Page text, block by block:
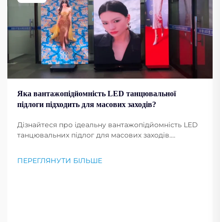
Яка вантажопідйомність LED танцювальної
підлоги підходить для масових заходів?
Дізнайтеся про ідеальну вантажопідйомність LED
танцювальних підлог для масових заходів.
використання. Отримайте рекомендації
ПЕРЕГЛЯНУТИ БІЛЬШЕ